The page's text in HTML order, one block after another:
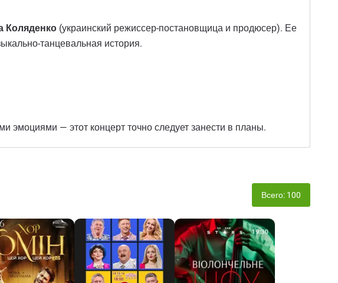
Коляденко (украинский режиссер-постановщица и продюсер). Ее
танцевальная история.
эмоциями — этот концерт точно следует занести в планы.
Всего: 100